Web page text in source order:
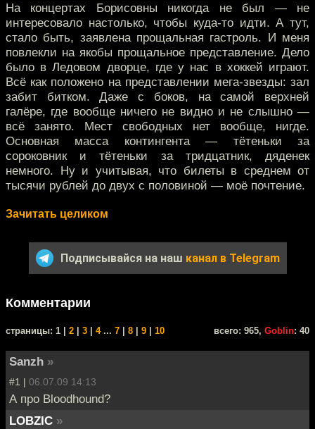
На концертах Борисовны никогда не был — не
интересовало настолько, чтобы куда-то идти. А тут,
стало быть, заявлена прощальная гастроль. И меня
повлекли на якобы прощальное представление. Дело
было в Ледовом дворце, где у нас в хоккей играют.
Всё как положено на представлении мега-звезды: зал
забит битком. Даже с боков, на самой верхней
галёре, где вообще ничего не видно и не слышно —
всё занято. Мест свободных нет вообще, нигде.
Основная масса контингента — тётеньки за
сороковник и тётеньки за тридцатник, дяденек
немного. Ну и учитывая, что билеты в среднем от
тысячи рублей до двух с половиной — моё почтение.
Зачитать целиком
Подписывайся на наш канал в Telegram
Комментарии
cтраницы: 1 | 2 3 4... 7 8 9 10 всего: 965, Goblin: 40
Sanzh »
#1 | 06.07.09 14:13
А про Bloodhound?
LOBZIC »